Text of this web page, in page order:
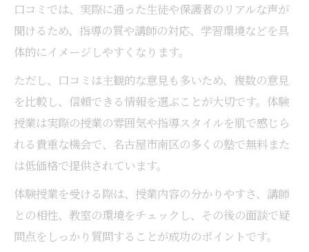
口コミでは、実際に通った生徒や保護者のリアルな声が
聞けるため、指導の質や講師の対応、学習環境などを具
体的にイメージしやすくなります。
ただし、口コミは主観的な意見も多いため、複数の意見
を比較し、信頼できる情報を選ぶことが大切です。体験
授業は実際の授業の雰囲気や指導スタイルを肌で感じら
れる貴重な機会で、名古屋市南区の多くの塾で無料また
は低価格で提供されています。
体験授業を受ける際は、授業内容の分かりやすさ、講師
との相性、教室の環境をチェックし、その後の面談で疑
問点をしっかり質問することが成功のポイントです。